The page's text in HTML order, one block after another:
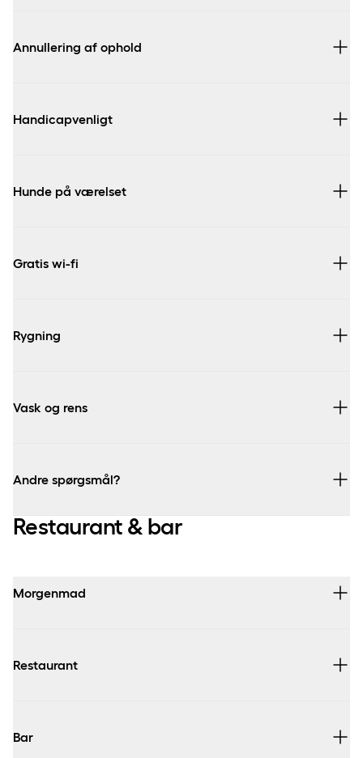
reservation.
Annullering af ophold
Handicapvenligt
Hunde på værelset
Gratis wi-fi
Rygning
Vask og rens
Andre spørgsmål?
Restaurant & bar
Morgenmad
Restaurant
Bar